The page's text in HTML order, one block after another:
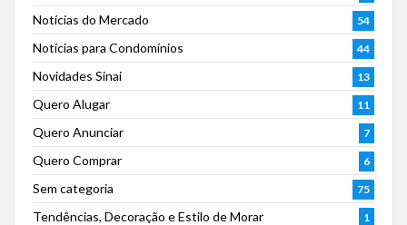
Notícias do Mercado 54
Notícias para Condomínios 44
Novidades Sinai 13
Quero Alugar 11
Quero Anunciar 7
Quero Comprar 6
Sem categoria 75
Tendências, Decoração e Estilo de Morar 1